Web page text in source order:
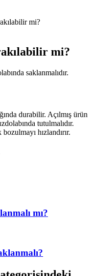
mi?
mi?
saklanmalıdır.
durabilir. Açılmış ürün
tutulmalıdır.
hızlandırır.
mı?